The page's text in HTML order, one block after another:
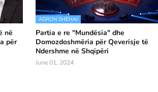
në
për
AGRON SHEHAJ
Partia e re "Mundësia" dhe
Domozdoshmëria për Qeverisje të
Ndershme në Shqipëri
June 01, 2024